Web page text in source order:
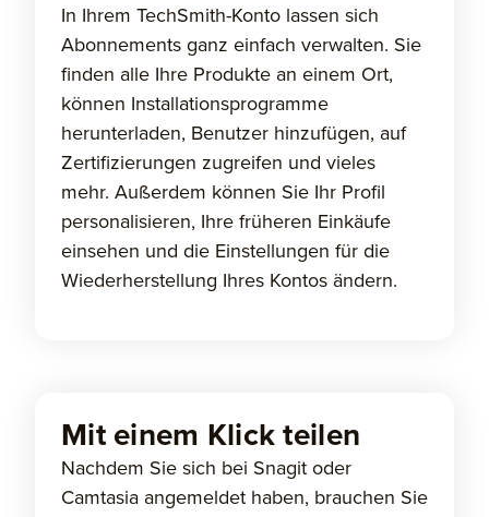
In Ihrem TechSmith-Konto lassen sich
Abonnements ganz einfach verwalten. Sie
finden alle Ihre Produkte an einem Ort,
können Installationsprogramme
herunterladen, Benutzer hinzufügen, auf
Zertifizierungen zugreifen und vieles
mehr. Außerdem können Sie Ihr Profil
personalisieren, Ihre früheren Einkäufe
einsehen und die Einstellungen für die
Wiederherstellung Ihres Kontos ändern.
Mit einem Klick teilen
Nachdem Sie sich bei Snagit oder
Camtasia angemeldet haben, brauchen Sie